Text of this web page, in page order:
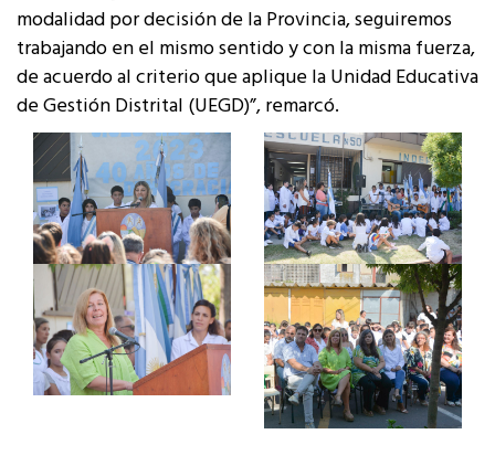
modalidad por decisión de la Provincia, seguiremos
trabajando en el mismo sentido y con la misma fuerza,
de acuerdo al criterio que aplique la Unidad Educativa
de Gestión Distrital (UEGD)”, remarcó.